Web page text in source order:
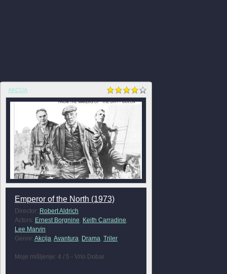
AKCIJA
Emperor of the North (1973)
Director: Robert Aldrich
Actors: Ernest Borgnine Keith Carradine
Lee Marvin
Genre: Akcija Avantura Drama Triler
Moje mišljenje: 4 / 5 - Vrlo Dobar